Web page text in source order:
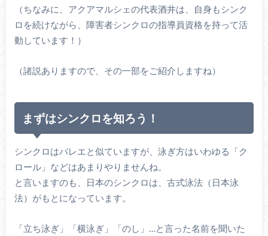
（ちなみに、アクアマルシェの代表酒井は、自身もシンク
ロを続けながら、障害者シンクロの指導員資格を持って活
動しています！）
（諸説ありますので、その一部をご紹介しますね）
まずはシンクロを知ろう！
シンクロはバレエと似ていますが、泳ぎ方はいわゆる「ク
ロール」などはあまりやりませんね。
と言いますのも、日本のシンクロは、古式泳法（日本泳
法）がもとになっています。
「立ち泳ぎ」「横泳ぎ」「のし」…と言った名前を聞いた